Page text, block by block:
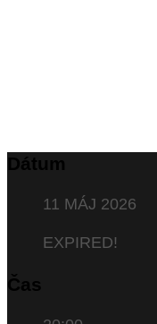
Dátum
11 MÁJ 2026
EXPIRED!
Čas